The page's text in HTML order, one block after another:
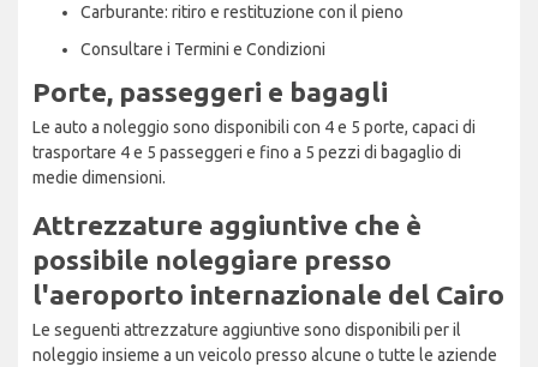
Carburante: ritiro e restituzione con il pieno
Consultare i Termini e Condizioni
Porte, passeggeri e bagagli
Le auto a noleggio sono disponibili con 4 e 5 porte, capaci di
trasportare 4 e 5 passeggeri e fino a 5 pezzi di bagaglio di
medie dimensioni.
Attrezzature aggiuntive che è
possibile noleggiare presso
l'aeroporto internazionale del Cairo
Le seguenti attrezzature aggiuntive sono disponibili per il
noleggio insieme a un veicolo presso alcune o tutte le aziende